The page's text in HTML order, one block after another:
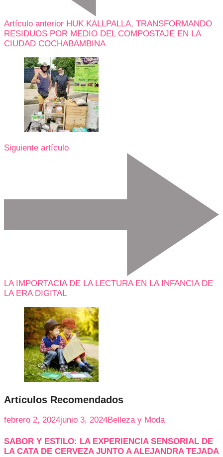
Artículo anterior HUK KALLPALLA, TRANSFORMANDO
RESIDUOS POR MEDIO DEL COMPOSTAJE EN LA
CIUDAD COCHABAMBINA
Siguiente artículo
LA IMPORTACIA DE LA LECTURA EN LA INFANCIA DE
LA ERA DIGITAL
Artículos Recomendados
febrero 2, 2024junio 3, 2024Belleza y Moda
SABOR Y ESTILO: LA EXPERIENCIA SENSORIAL DE
LA CATA DE CERVEZA JUNTO A ALEJANDRA TEJADA